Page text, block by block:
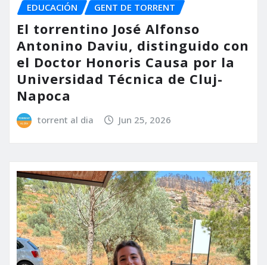
EDUCACIÓN GENT DE TORRENT
El torrentino José Alfonso
Antonino Daviu, distinguido con
el Doctor Honoris Causa por la
Universidad Técnica de Cluj-
Napoca
torrent al dia Jun 25, 2026